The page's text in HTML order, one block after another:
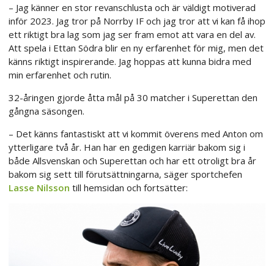
– Jag känner en stor revanschlusta och är väldigt motiverad
inför 2023. Jag tror på Norrby IF och jag tror att vi kan få ihop
ett riktigt bra lag som jag ser fram emot att vara en del av.
Att spela i Ettan Södra blir en ny erfarenhet för mig, men det
känns riktigt inspirerande. Jag hoppas att kunna bidra med
min erfarenhet och rutin.
32-åringen gjorde åtta mål på 30 matcher i Superettan den
gångna säsongen.
– Det känns fantastiskt att vi kommit överens med Anton om
ytterligare två år. Han har en gedigen karriär bakom sig i
både Allsvenskan och Superettan och har ett otroligt bra år
bakom sig sett till förutsättningarna, säger sportchefen
Lasse Nilsson till hemsidan och fortsätter: